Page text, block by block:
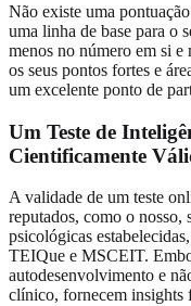
Não existe uma
uma linha de base para o
menos no número em si e
os seus pontos fortes e
um excelente ponto de
Um Teste de
Cientificamente
A validade de um teste
reputados, como o nosso,
psicológicas
TEIQue e MSCEIT.
autodesenvolvimento e
clínico, fornecem insights